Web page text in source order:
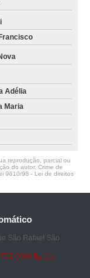
Adélia
Maria
reprodução, parcial ou
do autor. Crime de
9610/98 - Lei de direitos
São Rafael São
0936
(11)